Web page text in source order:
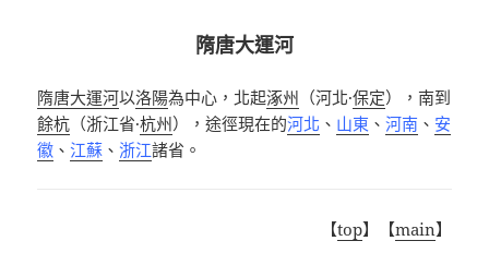
隋唐大運河
隋唐大運河以洛陽為中心，北起涿州 （河北·保定），南到
餘杭 （浙江省·杭州），途徑現在的河北 、 山東 、河南 、 安
徽 、江蘇 、 浙江諸省。
【top】【main】